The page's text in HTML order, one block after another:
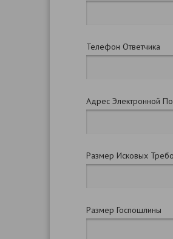
Телефон Ответчика
Адрес Электронной
Размер Исковых
Размер Госпошлины